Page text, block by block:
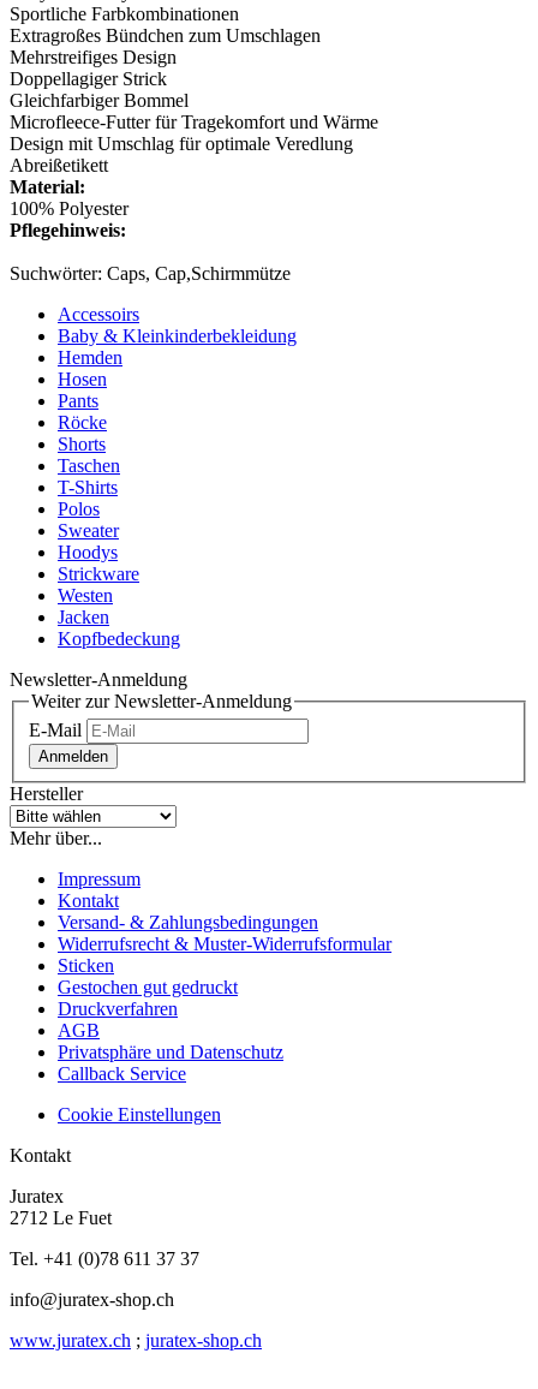
Sportliche Farbkombinationen
Extragroßes Bündchen zum Umschlagen
Mehrstreifiges Design
Doppellagiger Strick
Gleichfarbiger Bommel
Microfleece-Futter für Tragekomfort und Wärme
Design mit Umschlag für optimale Veredlung
Abreißetikett
Material:
100% Polyester
Pflegehinweis:
Suchwörter: Caps, Cap,Schirmmütze
Accessoirs
Baby & Kleinkinderbekleidung
Hemden
Hosen
Pants
Röcke
Shorts
Taschen
T-Shirts
Polos
Sweater
Hoodys
Strickware
Westen
Jacken
Kopfbedeckung
Newsletter-Anmeldung
Weiter zur Newsletter-Anmeldung
E-Mail
Anmelden
Hersteller
Mehr über...
Impressum
Kontakt
Versand- & Zahlungsbedingungen
Widerrufsrecht & Muster-Widerrufsformular
Sticken
Gestochen gut gedruckt
Druckverfahren
AGB
Privatsphäre und Datenschutz
Callback Service
Cookie Einstellungen
Kontakt
Juratex
2712 Le Fuet
Tel. +41 (0)78 611 37 37
info@juratex-shop.ch
www.juratex.ch ; juratex-shop.ch